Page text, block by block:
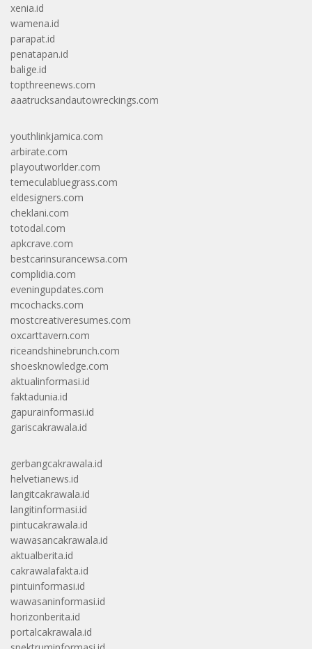
xenia.id
wamena.id
parapat.id
penatapan.id
balige.id
topthreenews.com
aaatrucksandautowreckings.com
youthlinkjamica.com
arbirate.com
playoutworlder.com
temeculabluegrass.com
eldesigners.com
cheklani.com
totodal.com
apkcrave.com
bestcarinsurancewsa.com
complidia.com
eveningupdates.com
mcochacks.com
mostcreativeresumes.com
oxcarttavern.com
riceandshinebrunch.com
shoesknowledge.com
aktualinformasi.id
faktadunia.id
gapurainformasi.id
gariscakrawala.id
gerbangcakrawala.id
helvetianews.id
langitcakrawala.id
langitinformasi.id
pintucakrawala.id
wawasancakrawala.id
aktualberita.id
cakrawalafakta.id
pintuinformasi.id
wawasaninformasi.id
horizonberita.id
portalcakrawala.id